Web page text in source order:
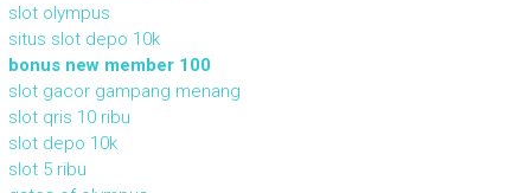
slot olympus
situs slot depo 10k
bonus new member 100
slot gacor gampang menang
slot qris 10 ribu
slot depo 10k
slot 5 ribu